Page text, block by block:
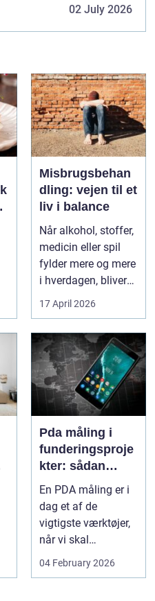
02 July 2026
Misbrugsbehan
dling: vejen til et
liv i balance
Når alkohol, stoffer,
medicin eller spil
fylder mere og mere
i hverdagen, bliver
grænsen...
17 April 2026
Pda måling i
funderingsproje
kter: sådan
sikrer du
dokumenteret
bæreevne
En PDA måling er i
dag et af de
vigtigste værktøjer,
når vi skal
dokumentere
bæreevnen af pæle
04 February 2026